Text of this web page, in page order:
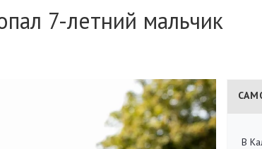
7-летний мальчик
В